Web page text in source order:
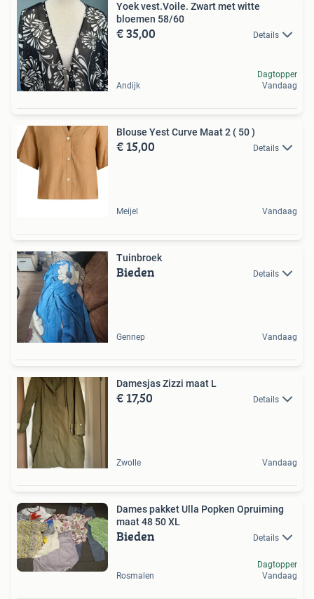
Yoek vest.Voile. Zwart met witte
bloemen 58/60
€ 35,00 Details
Andijk
Dagtopper
Vandaag
Blouse Yest Curve Maat 2 ( 50 )
€ 15,00 Details
Meijel Vandaag
Tuinbroek
Bieden Details
Gennep Vandaag
Damesjas Zizzi maat L
€ 17,50 Details
Zwolle Vandaag
Dames pakket Ulla Popken Opruiming
maat 48 50 XL
Bieden Details
Rosmalen
Dagtopper
Vandaag